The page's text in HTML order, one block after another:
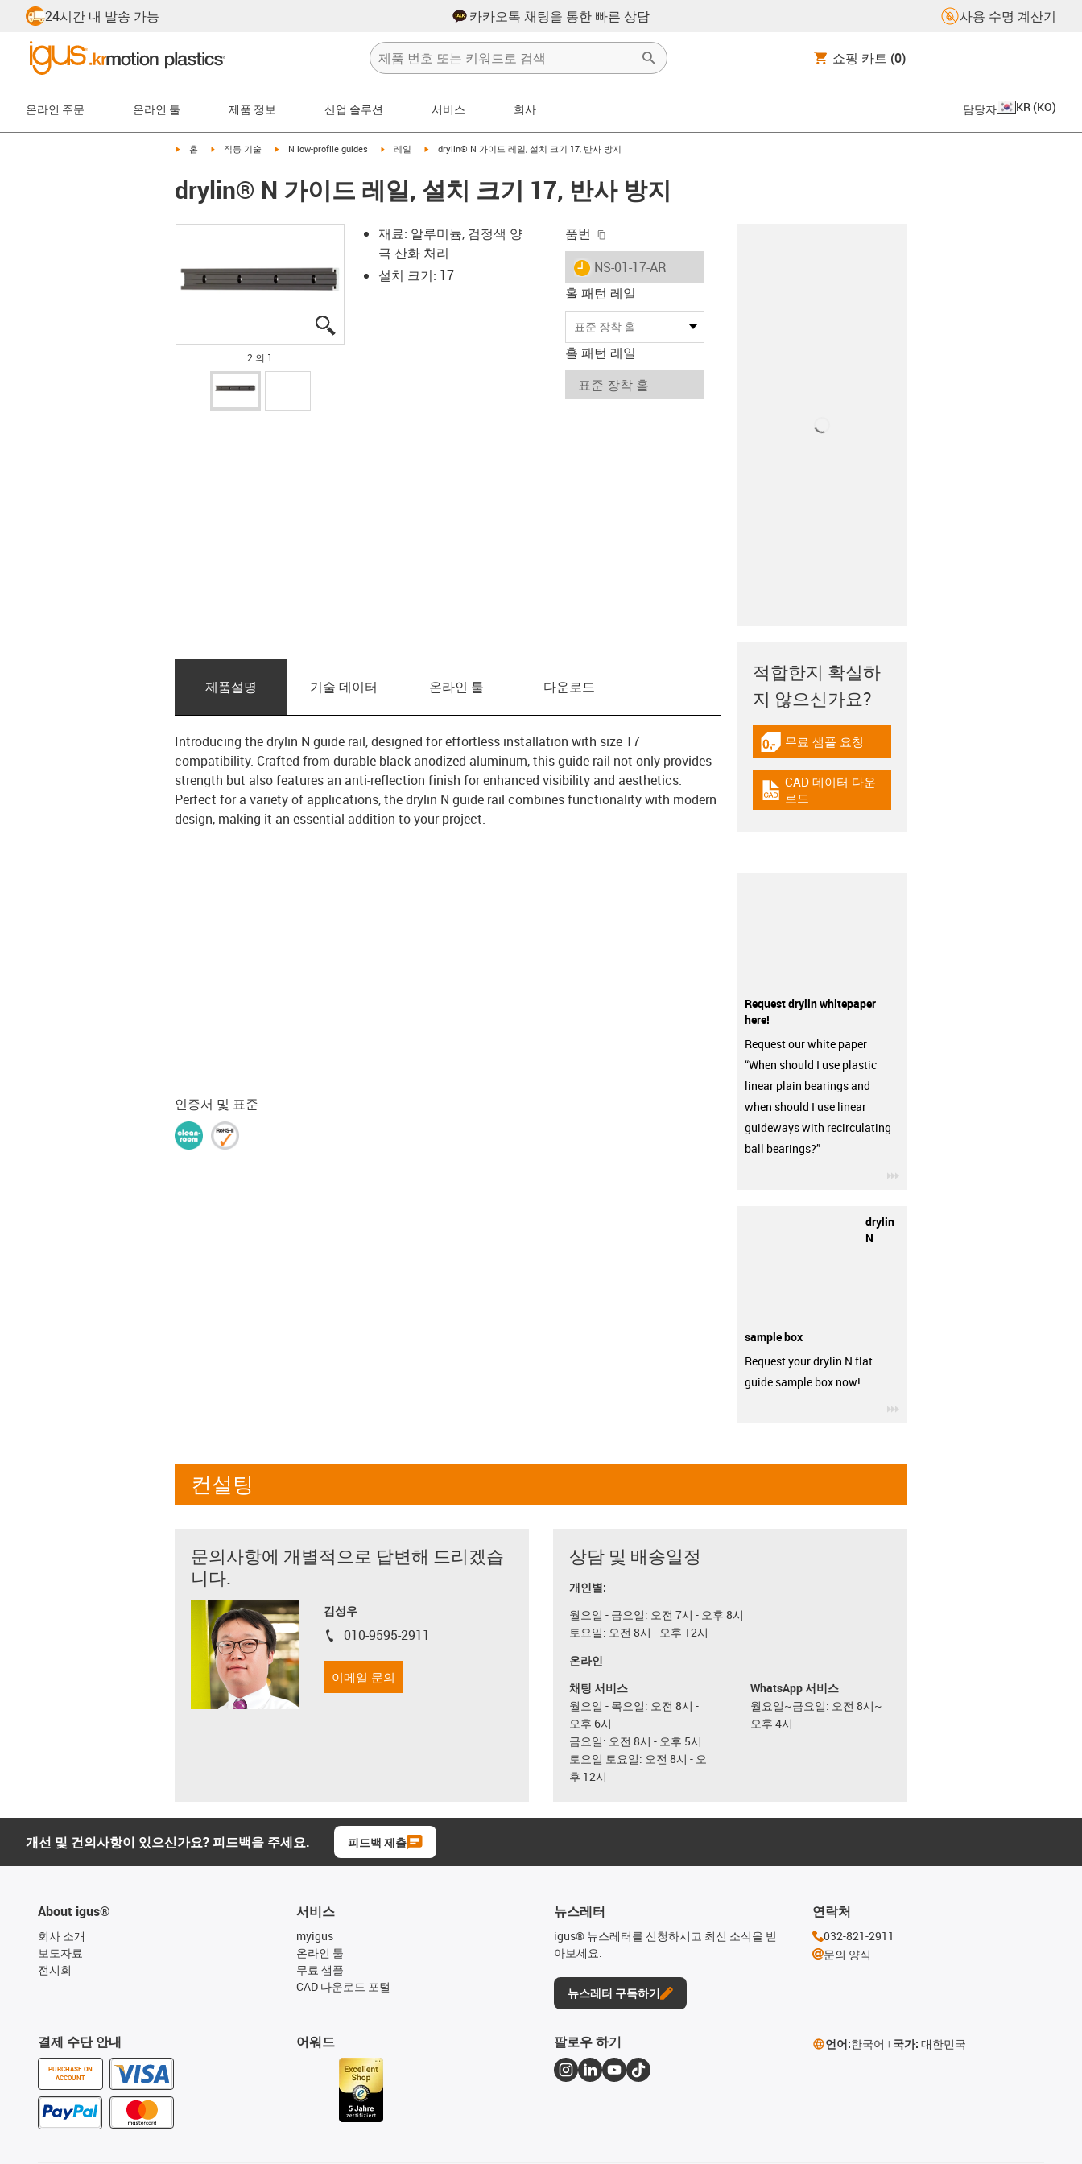
24시간 내 발송 가능 카카오톡 채팅을 통한 빠른 상담 사용 수명 계산기
쇼핑 카트 (0)
온라인 주문 온라인 툴 제품 정보 산업 솔루션 서비스 회사 담당자 KR (KO)
igus-icon-arrow-right
홈 igus-icon-arrow-right
직동 기술 igus-icon-arrow-right
N low-profile guides igus-icon-arrow-right
레일 igus-icon-arrow-right
drylin® N 가이드 레일, 설치 크기 17, 반사 방지
drylin® N 가이드 레일, 설치 크기 17, 반사 방지
2 의 1
재료: 알루미늄, 검정색 양
극 산화 처리
설치 크기: 17
품번
igus-icon-lieferzeit
NS-01-17-AR
홀 패턴 레일
표준 장착 홀
홀 패턴 레일
제품­설명 기술 데이터 온라인 툴 다운로드
Introducing the drylin N guide rail, designed for effortless installation with size 17
compatibility. Crafted from durable black anodized aluminum, this guide rail not only provides
strength but also features an anti-reflection finish for enhanced visibility and aesthetics.
Perfect for a variety of applications, the drylin N guide rail combines functionality with modern
design, making it an essential addition to your project.
인증서 및 표준
적합한지 확실하
지 않으신가요?
igus-icon-gratismuster
무료 샘플 요청
igus-icon-cad-dateien
CAD 데이터 다운
로드
Request drylin whitepaper
here!
Request our white paper
“When should I use plastic
linear plain bearings and
when should I use linear
guideways with recirculating
ball bearings?”
drylin
N
sample box
Request your drylin N flat
guide sample box now!
컨설팅
문의사항에 개별적으로 답변해 드리겠습
니다.
김성우
igus-icon-phone
010-9595-2911
이메일 문의
상담 및 배송일정
개인별:
월요일 - 금요일: 오전 7시 - 오후 8시
토요일: 오전 8시 - 오후 12시
온라인
채팅 서비스
월요일 - 목요일: 오전 8시 -
오후 6시
금요일: 오전 8시 - 오후 5시
토요일 토요일: 오전 8시 - 오
후 12시
WhatsApp 서비스
월요일~금요일: 오전 8시~
오후 4시
개선 및 건의사항이 있으신가요? 피드백을 주세요. 피드백 제출
About igus®
회사 소개
보도자료
전시회
결제 수단 안내
PURCHASE ON
ACCOUNT
서비스
myigus
온라인 툴
무료 샘플
CAD 다운로드 포털
어워드
뉴스레터
igus® 뉴스레터를 신청하시고 최신 소식을 받
아보세요.
뉴스레터 구독하기
연락처
032-821-2911
문의 양식
팔로우 하기 언어:한국어 국가: 대한민국